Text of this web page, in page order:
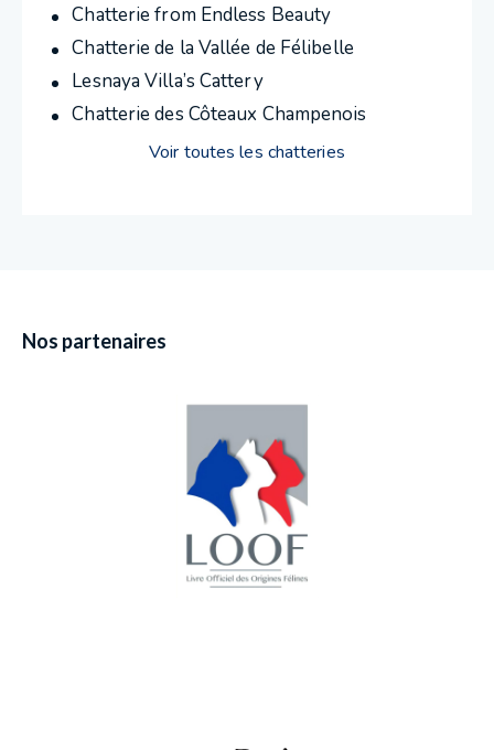
Chatterie from Endless Beauty
Chatterie de la Vallée de Félibelle
Lesnaya Villa’s Cattery
Chatterie des Côteaux Champenois
Voir toutes les chatteries
Nos partenaires